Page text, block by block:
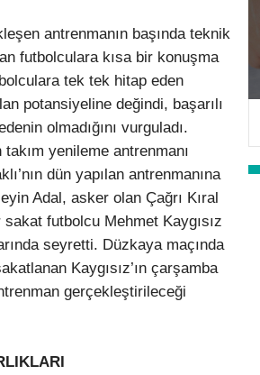
antrenmanın başında teknik
futbolculara kısa bir konuşma
tek tek hitap eden
potansiyeline değindi, başarılı
olmadığını vurguladı.
takım yenileme antrenmanı
dün yapılan antrenmanına
Adal, asker olan Çağrı Kıral
futbolcu Mehmet Kaygısız
seyretti. Düzkaya maçında
Kaygısız’ın çarşamba
gerçekleştirileceği